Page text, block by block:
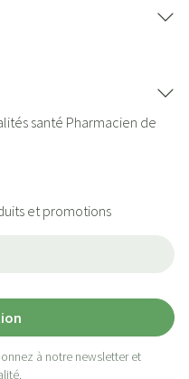
santé Pharmacien de
et promotions
à notre newsletter et
.